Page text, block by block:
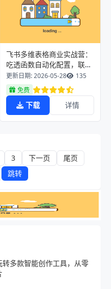
飞书多维表格商业实战营：
吃透函数自动化配置，联动
机器人工作流解锁多元变现
模式
更新日期: 2026-05-28
135
免费
下载 详情
3 下一页
尾页
跳转
多款智能创作工具，从零